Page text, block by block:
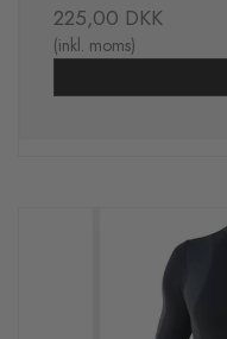
225,00 DKK
(inkl. moms)